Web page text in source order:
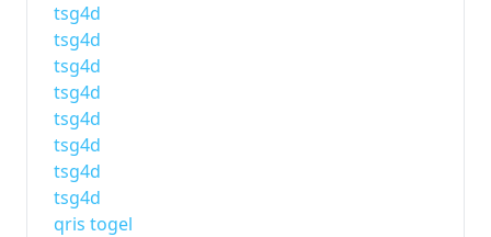
tsg4d
tsg4d
tsg4d
tsg4d
tsg4d
tsg4d
tsg4d
tsg4d
qris togel